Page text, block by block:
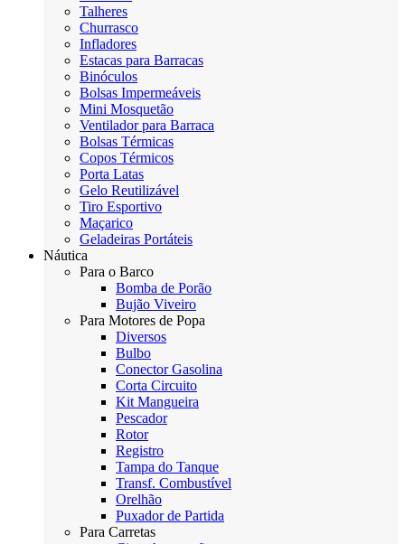
Talheres
Churrasco
Infladores
Estacas para Barracas
Binóculos
Bolsas Impermeáveis
Mini Mosquetão
Ventilador para Barraca
Bolsas Térmicas
Copos Térmicos
Porta Latas
Gelo Reutilizável
Tiro Esportivo
Maçarico
Geladeiras Portáteis
Náutica
Para o Barco
Bomba de Porão
Bujão Viveiro
Para Motores de Popa
Diversos
Bulbo
Conector Gasolina
Corta Circuito
Kit Mangueira
Pescador
Rotor
Registro
Tampa do Tanque
Transf. Combustível
Orelhão
Puxador de Partida
Para Carretas